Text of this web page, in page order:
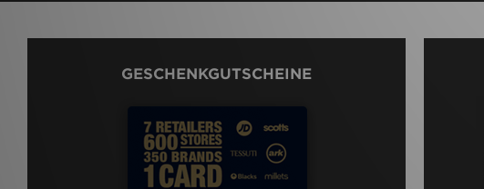
GESCHENKGUTSCHEINE